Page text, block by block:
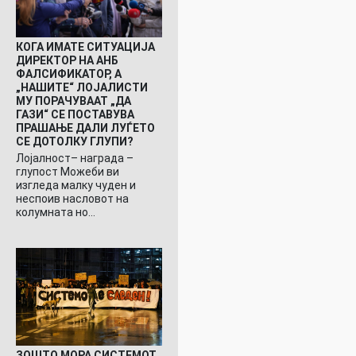
КОГА ИМАТЕ СИТУАЦИЈА
ДИРЕКТОР НА АНБ
ФАЛСИФИКАТОР, А
„НАШИТЕ“ ЛОЈАЛИСТИ
МУ ПОРАЧУВААТ „ДА
ГАЗИ“ СЕ ПОСТАВУВА
ПРАШАЊЕ ДАЛИ ЛУЃЕТО
СЕ ДОТОЛКУ ГЛУПИ?
Лојалност– награда –
глупост Можеби ви
изгледа малку чуден и
неспоив насловот на
колумната но…